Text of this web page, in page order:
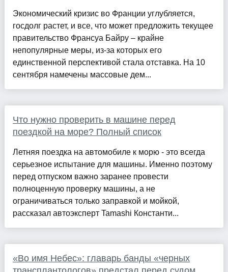
Экономический кризис во Франции углубляется,
госдолг растет, и все, что может предложить текущее
правительство Франсуа Байру – крайне
непопулярные меры, из-за которых его
единственной перспективой стала отставка. На 10
сентября намечены массовые дем...
Что нужно проверить в машине перед
поездкой на море? Полный список
Летняя поездка на автомобиле к морю - это всегда
серьезное испытание для машины. Именно поэтому
перед отпуском важно заранее провести
полноценную проверку машины, а не
ограничиваться только заправкой и мойкой,
рассказал автоэксперт Tamashi Константи...
«Во имя Небес»: главарь банды «черных